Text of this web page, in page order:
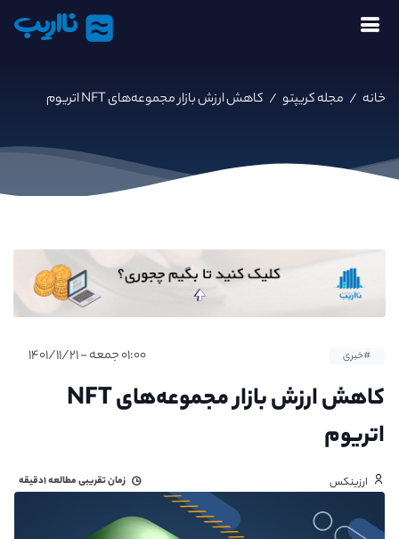
نااریب
خانه / مجله کریپتو / کاهش ارزش بازار مجموعه‌های NFT اتریوم
#خبری ۰۱:۰۰ جمعه - ۱۴۰۱/۱۱/۲۱
کاهش ارزش بازار مجموعه‌های NFT
اتریوم
ارزینکس زمان تقریبی مطالعه۱دقیقه